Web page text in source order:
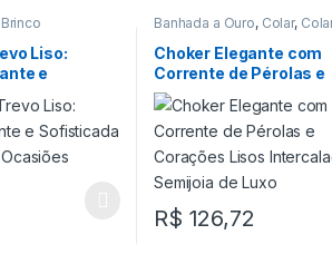
Brinco
Liso:
e
Todas as
Banhada a Ouro, Colar,
Choker Elegante com
Corrente de Pérolas e
Corações Lisos
Intercalados – Semijoia
Luxo
R$ 126,72